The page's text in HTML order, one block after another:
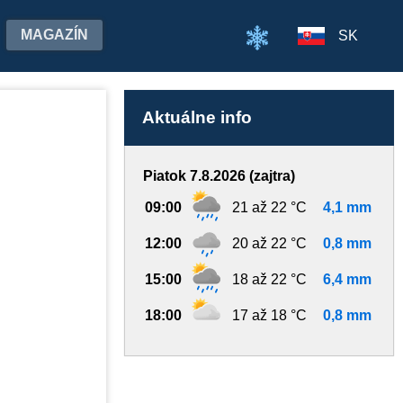
MAGAZÍN SK
Aktuálne info
Piatok 7.8.2026 (zajtra)
09:00 21 až 22 °C 4,1 mm
12:00 20 až 22 °C 0,8 mm
15:00 18 až 22 °C 6,4 mm
18:00 17 až 18 °C 0,8 mm